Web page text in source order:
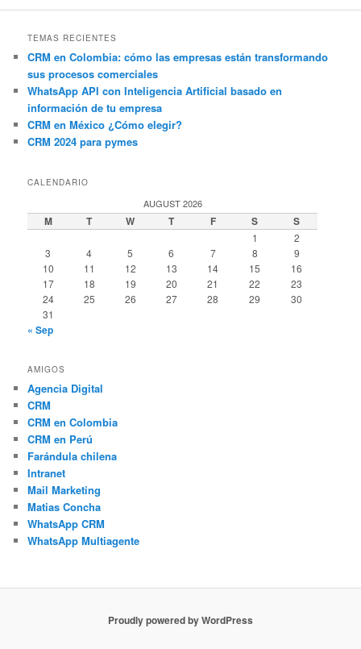
TEMAS RECIENTES
CRM en Colombia: cómo las empresas están transformando
sus procesos comerciales
WhatsApp API con Inteligencia Artificial basado en
información de tu empresa
CRM en México ¿Cómo elegir?
CRM 2024 para pymes
CALENDARIO
AUGUST 2026
M T W T F S S
1
2
3
4 5 6 7 8
9
10
11 12 13 14 15
16
17
18 19 20 21 22
23
24
25 26 27 28 29
30
31
« Sep
AMIGOS
Agencia Digital
CRM
CRM en Colombia
CRM en Perú
Farándula chilena
Intranet
Mail Marketing
Matias Concha
WhatsApp CRM
WhatsApp Multiagente
Proudly powered by WordPress